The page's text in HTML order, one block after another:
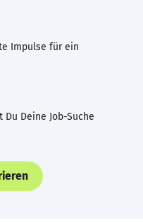
Impulse für ein
Deine Job-Suche